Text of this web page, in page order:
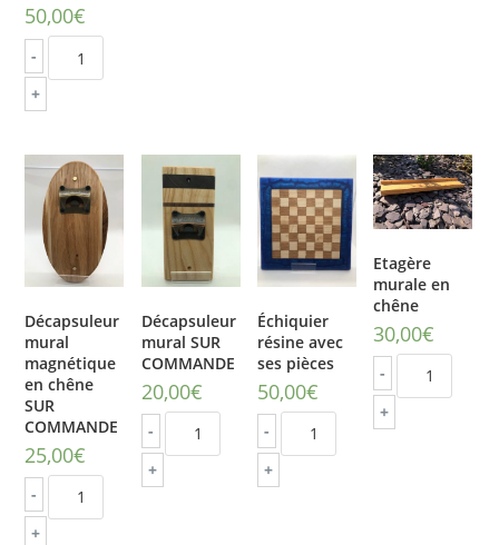
50,00€
-
+
Décapsuleur
mural
magnétique
en chêne
SUR
COMMANDE
25,00€
-
+
Décapsuleur
mural SUR
COMMANDE
20,00€
-
+
Échiquier
résine avec
ses pièces
50,00€
-
+
Etagère
murale en
chêne
30,00€
-
+